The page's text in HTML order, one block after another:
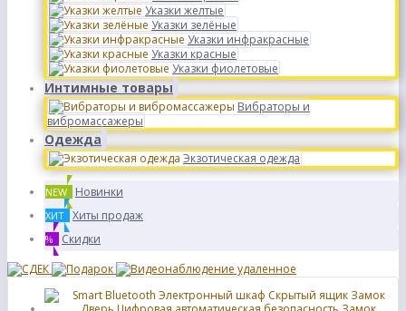
Указки желтые
Указки зелёные
Указки инфракрасные
Указки красные
Указки фиолетовые
Интимные товары
Вибраторы и
вибромассажеры
Одежда
Экзотическая одежда
NEW Новинки
ХИТ Хиты продаж
% Скидки